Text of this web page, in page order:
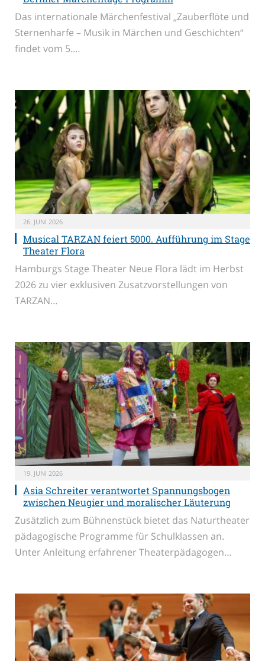
Das internationale Märchenfestival „Zauberflöte und
Sternenharfe – Musik in Märchen und Geschichten“
findet vom 5.…
26. JUNI 2026
Musical TARZAN feiert 5000. Aufführung im Stage
Theater Flora
Hamburgs Stage Theater Neue Flora lädt im Herbst
2026 zu vier exklusiven Zusatzvorstellungen von
TARZAN…
19. JUNI 2026
Asia Schreiter verantwortet Spannungsbogen
zwischen Neugier und moralischer Läuterung
Zusätzlich zum Bühnenstück bietet das Naturtheater
pädagogische Programme für Schulklassen an.
Unter Anleitung erfahrener Theaterpädagogen…